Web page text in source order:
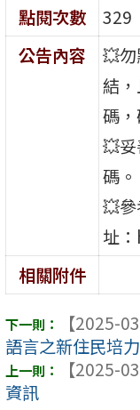
點閱次數
329
公告內容
💥
結
碼
💥
碼。
💥
址
相關附件
【2025-
語言之新住民培
【2025-
資訊